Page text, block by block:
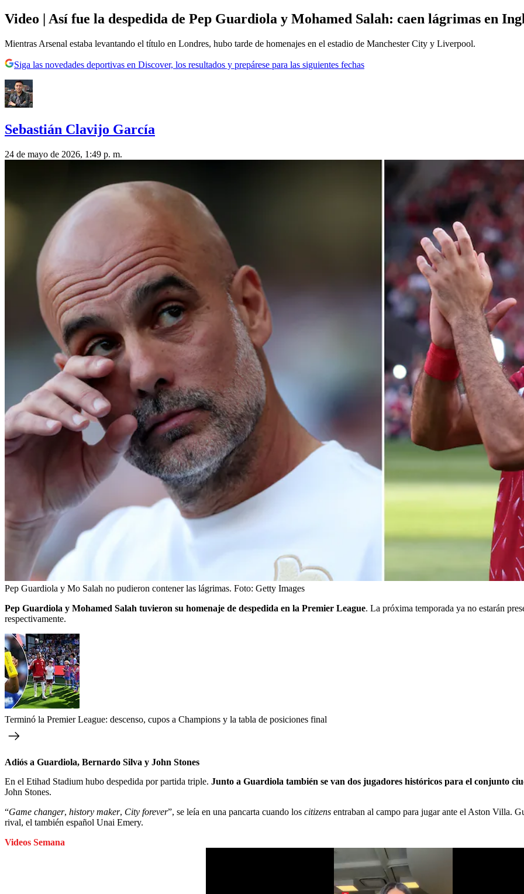
Video | Así fue la despedida de Pep Guardiola y Mohamed Salah: caen lágrimas en
Mientras Arsenal estaba levantando el título en Londres, hubo tarde de homenajes en el estadio de Manchester City y Liverpool.
Siga las novedades deportivas en Discover, los resultados y prepárese para las siguientes fechas
Sebastián Clavijo García
24 de mayo de 2026, 1:49 p. m.
Pep Guardiola y Mo Salah no pudieron contener las lágrimas. Foto: Getty Images
Pep Guardiola y Mohamed Salah tuvieron su homenaje de despedida en la Premier League. La próxima temporada ya no estarán
respectivamente.
Terminó la Premier League: descenso, cupos a Champions y la tabla de posiciones final
Adiós a Guardiola, Bernardo Silva y John Stones
En el Etihad Stadium hubo despedida por partida triple. Junto a Guardiola también se van dos jugadores históricos para el conjunto
John Stones.
“Game changer, history maker, City forever”, se leía en una pancarta cuando los citizens entraban al campo para jugar ante el Aston Villa.
rival, el también español Unai Emery.
Videos Semana